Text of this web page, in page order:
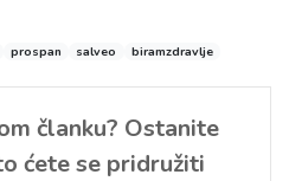
prospan salveo biramzdravlje
članku? Ostanite
ćete se pridružiti